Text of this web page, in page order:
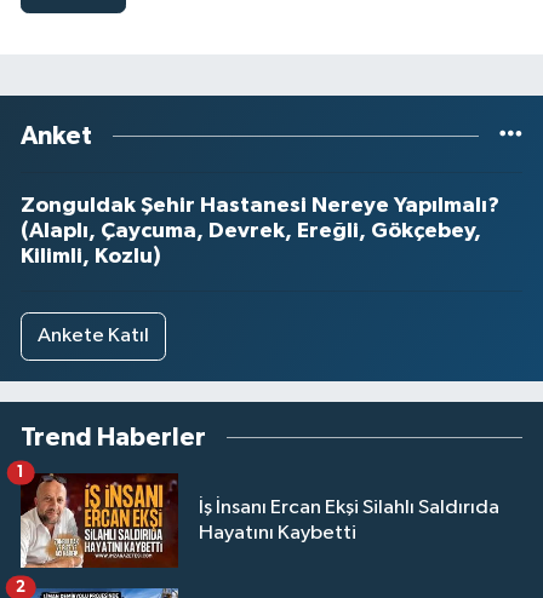
Anket
Zonguldak Şehir Hastanesi Nereye Yapılmalı?
(Alaplı, Çaycuma, Devrek, Ereğli, Gökçebey,
Kilimli, Kozlu)
Ankete Katıl
Trend Haberler
İş İnsanı Ercan Ekşi Silahlı Saldırıda
Hayatını Kaybetti
1
2